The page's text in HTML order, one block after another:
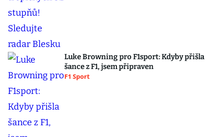
Luke Browning pro F1sport: Kdyby přišla
šance z F1, jsem připraven
F1 Sport